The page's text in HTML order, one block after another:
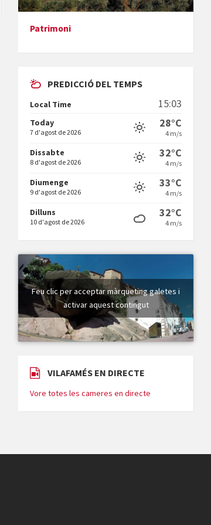
mare&quot;, d'Emma Zafon
En Bum
Vermuts a la Font. Hit parit
Patrimoni
PREDICCIÓ DEL TEMPS
Local Time 15:03
Today
7 d'agost de 2026
28°C
4 m/s
Dissabte
8 d'agost de 2026
32°C
4 m/s
Diumenge
9 d'agost de 2026
33°C
4 m/s
Dilluns
10 d'agost de 2026
32°C
4 m/s
Feu clic per acceptar màrqueting galetes i
activar aquest contingut
VILAFAMÉS EN DIRECTE
Vore totes les cameres en directe